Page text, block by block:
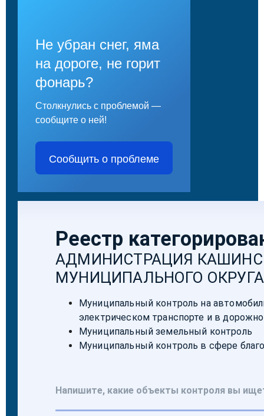
Не убран снег, яма
на дороге, не горит
фонарь?
Столкнулись с проблемой —
сообщите о ней!
Сообщить о проблеме